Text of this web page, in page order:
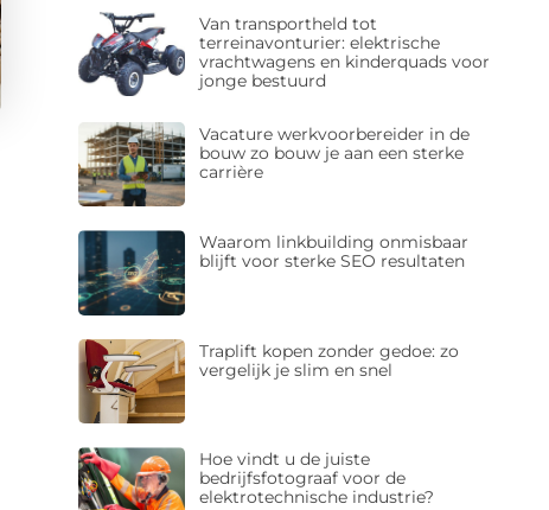
Van transportheld tot
terreinavonturier: elektrische
vrachtwagens en kinderquads voor
jonge bestuurd
Vacature werkvoorbereider in de
bouw zo bouw je aan een sterke
carrière
Waarom linkbuilding onmisbaar
blijft voor sterke SEO resultaten
Traplift kopen zonder gedoe: zo
vergelijk je slim en snel
Hoe vindt u de juiste
bedrijfsfotograaf voor de
elektrotechnische industrie?